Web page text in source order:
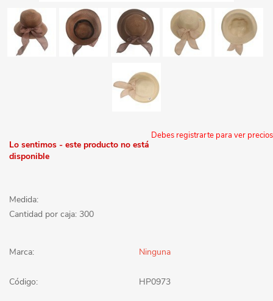
Debes registrarte para ver precios
Lo sentimos - este producto no está
disponible
Medida:
Cantidad por caja: 300
Marca: Ninguna
Código: HP0973